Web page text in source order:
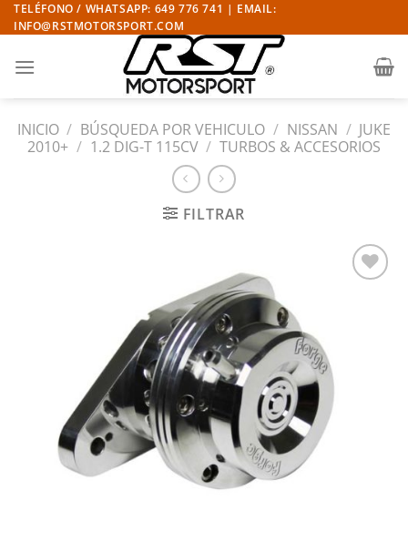
Saltar
al
TELÉFONO / WHATSAPP: 649 776 741 | EMAIL:
INFO@RSTMOTORSPORT.COM
INICIO / BÚSQUEDA POR VEHICULO / NISSAN / JUKE
2010+ / 1.2 DIG-T 115CV / TURBOS & ACCESORIOS
FILTRAR